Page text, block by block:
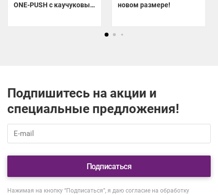
ONE-PUSH с каучуковым
новом размере!
Подпишитесь на акции и
специальные предложения!
Подписаться
Нажимая на кнопку “Подписаться”, я даю согласие на обработку